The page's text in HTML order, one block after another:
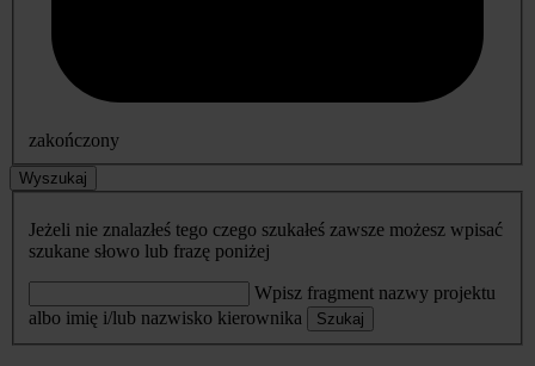
zakończony
Wyszukaj
Jeżeli nie znalazłeś tego czego szukałeś zawsze możesz wpisać
szukane słowo lub frazę poniżej
Wpisz fragment nazwy projektu
albo imię i/lub nazwisko kierownika
Szukaj